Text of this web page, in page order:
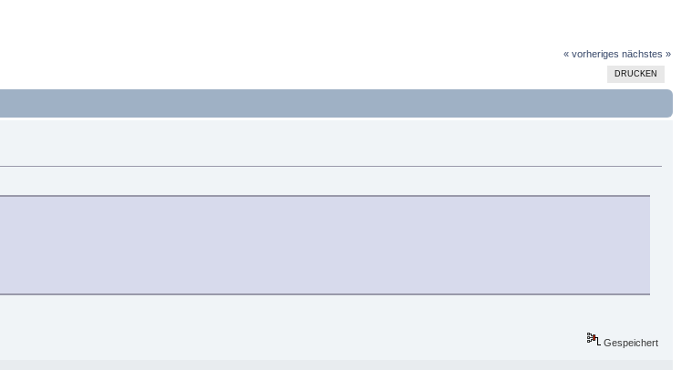
« vorheriges nächstes »
DRUCKEN
Gespeichert